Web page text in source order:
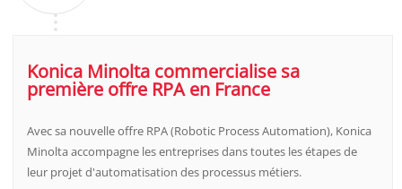
Konica Minolta commercialise sa
première offre RPA en France
Avec sa nouvelle offre RPA (Robotic Process Automation), Konica
Minolta accompagne les entreprises dans toutes les étapes de
leur projet d'automatisation des processus métiers.